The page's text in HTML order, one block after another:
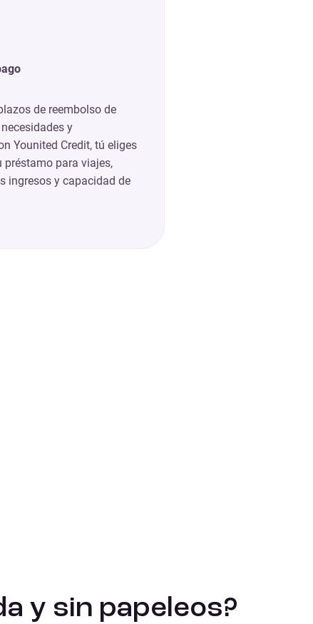
de reembolso de
y
Younited Credit, tú eliges
préstamo para viajes,
ingresos y capacidad de
y sin papeleos?